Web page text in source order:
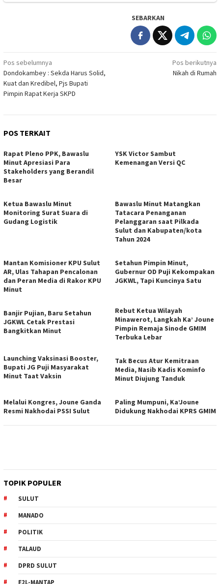
SEBARKAN
Navigasi
pos
Pos sebelumnya
Dondokambey : Sekda Harus Solid,
Kuat dan Kredibel, Pjs Bupati
Pimpin Rapat Kerja SKPD
Pos berikutnya
Nikah di Rumah
POS TERKAIT
Rapat Pleno PPK, Bawaslu
Minut Apresiasi Para
Stakeholders yang Berandil
Besar
YSK Victor Sambut
Kemenangan Versi QC
Ketua Bawaslu Minut
Monitoring Surat Suara di
Gudang Logistik
Bawaslu Minut Matangkan
Tatacara Penanganan
Pelanggaran saat Pilkada
Sulut dan Kabupaten/kota
Tahun 2024
Mantan Komisioner KPU Sulut
AR, Ulas Tahapan Pencalonan
dan Peran Media di Rakor KPU
Minut
Setahun Pimpin Minut,
Gubernur OD Puji Kekompakan
JGKWL, Tapi Kuncinya Satu
Banjir Pujian, Baru Setahun
JGKWL Cetak Prestasi
Bangkitkan Minut
Rebut Ketua Wilayah
Minawerot, Langkah Ka’ Joune
Pimpin Remaja Sinode GMIM
Terbuka Lebar
Launching Vaksinasi Booster,
Bupati JG Puji Masyarakat
Minut Taat Vaksin
Tak Becus Atur Kemitraan
Media, Nasib Kadis Kominfo
Minut Diujung Tanduk
Melalui Kongres, Joune Ganda
Resmi Nakhodai PSSI Sulut
Paling Mumpuni, Ka’Joune
Didukung Nakhodai KPRS GMIM
TOPIK POPULER
SULUT
MANADO
POLITIK
TALAUD
DPRD SULUT
E2L-MANTAP